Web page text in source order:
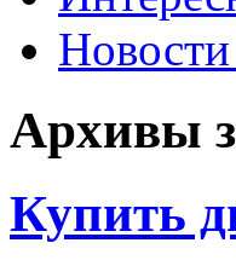
Архивы
Купить